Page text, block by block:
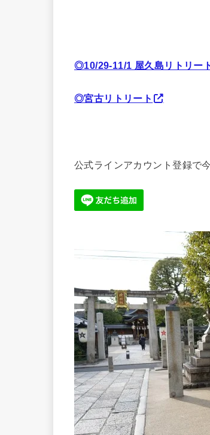
◎10/29-11/1 屋久島リトリー
◎宮古リトリート
公式ラインアカウント登録で